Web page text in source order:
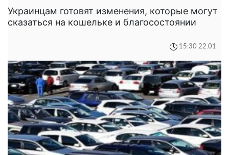
Украинцам готовят изменения, которые могут
сказаться на кошельке и благосостоянии
15:30 22.01